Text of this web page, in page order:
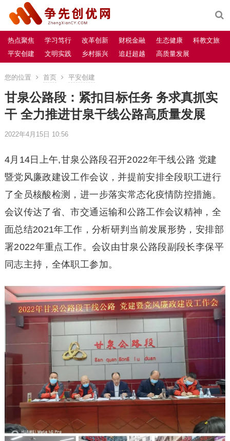
热点聚焦 学习笃行 改革创新 财税金融 生态健康
科教文旅
平安创建
文明实践 乡村振兴 追赶超越 高质量发展
您的位置 首页 平安创建
甘泉公路段：紧扣目标任务 务求真抓实
干 全力推进甘泉干线公路高质量发展
2022年4月15日 10:56
4月14日上午,甘泉公路段召开2022年干线公路 党建
暨党风廉政建设工作会议，并提前安排全段职工进行
了全员核酸检测，进一步落实常态化疫情防控措施。
会议传达了省、市交通运输和公路工作会议精神，全
面总结2021年工作，分析研判当前发展形势，安排部
署2022年重点工作。会议由甘泉公路段副段长李保平
同志主持，全体职工参加。